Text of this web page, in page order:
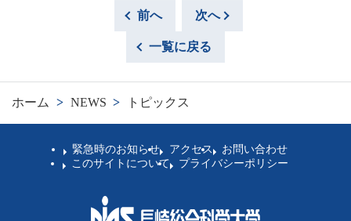
前へ 次へ
一覧に戻る
ホーム > NEWS > トピックス
緊急時のお知らせ アクセス
お問い合わせ
このサイトについて
プライバシーポリシー